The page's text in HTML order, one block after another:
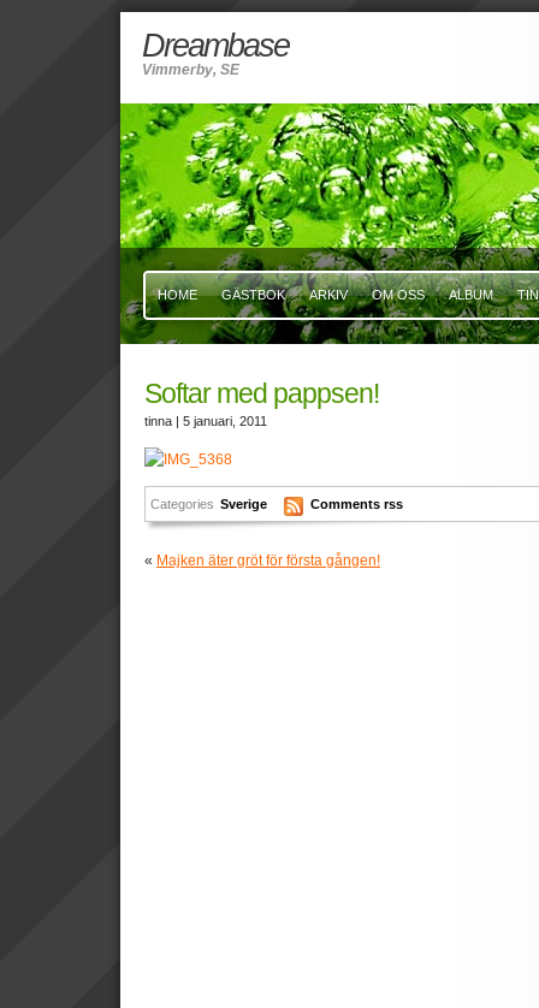
Dreambase
Vimmerby, SE
HOME GÄSTBOK ARKIV OM OSS ALBUM
Softar med pappsen!
tinna | 5 januari, 2011
Categories Sverige Comments rss
« Majken äter gröt för första gången!